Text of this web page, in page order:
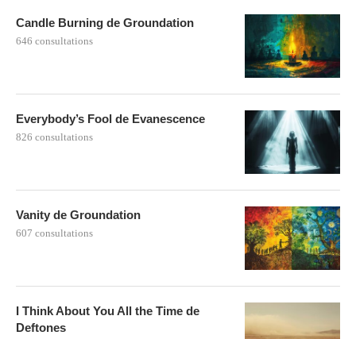
Candle Burning de Groundation
646 consultations
Everybody’s Fool de Evanescence
826 consultations
Vanity de Groundation
607 consultations
I Think About You All the Time de
Deftones